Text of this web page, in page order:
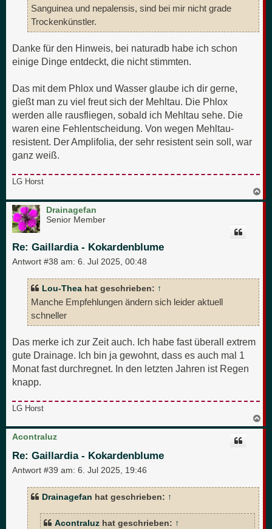
Sanguinea und nepalensis, sind bei mir nicht grade
Trockenkünstler.
Danke für den Hinweis, bei naturadb habe ich schon
einige Dinge entdeckt, die nicht stimmten.
Das mit dem Phlox und Wasser glaube ich dir gerne,
gießt man zu viel freut sich der Mehltau. Die Phlox
werden alle rausfliegen, sobald ich Mehltau sehe. Die
waren eine Fehlentscheidung. Von wegen Mehltau-
resistent. Der Amplifolia, der sehr resistent sein soll, war
ganz weiß.
LG Horst
a
Drainagefan
Senior Member
Re: Gaillardia - Kokardenblume
Antwort #38 am: 6. Jul 2025, 00:48
Lou-Thea hat geschrieben: ↑
Manche Empfehlungen ändern sich leider aktuell
schneller
Das merke ich zur Zeit auch. Ich habe fast überall extrem
gute Drainage. Ich bin ja gewohnt, dass es auch mal 1
Monat fast durchregnet. In den letzten Jahren ist Regen
knapp.
LG Horst
a
Acontraluz
Re: Gaillardia - Kokardenblume
Antwort #39 am: 6. Jul 2025, 19:46
Drainagefan hat geschrieben: ↑
Acontraluz hat geschrieben: ↑